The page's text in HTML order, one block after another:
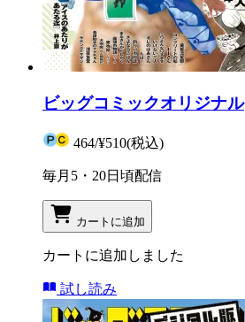
ビッグコミックオリジナル
464/¥510(税込)
毎月5・20日頃配信
カートに追加
カートに追加しました
試し読み